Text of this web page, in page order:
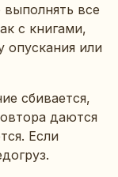
все
с книгами,
опускания или
сбивается,
даются
Если